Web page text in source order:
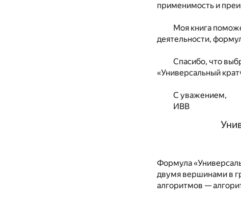
применимость и
Моя книга
деятельности,
Спасибо, что
«Универсальный
С уважением,
ИВВ
Формула
двумя вершинами в
алгоритмов —